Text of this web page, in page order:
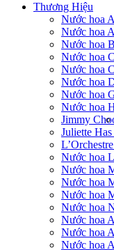
Thương Hiệu
Nước hoa
Nước hoa
Nước hoa
Nước hoa
Nước hoa
Nước hoa
Nước hoa
Nước hoa
Jimmy
Juliette
Nước hoa
Nước hoa
Nước hoa
Nước hoa
Nước hoa
Nước hoa
Nước hoa
Nước hoa